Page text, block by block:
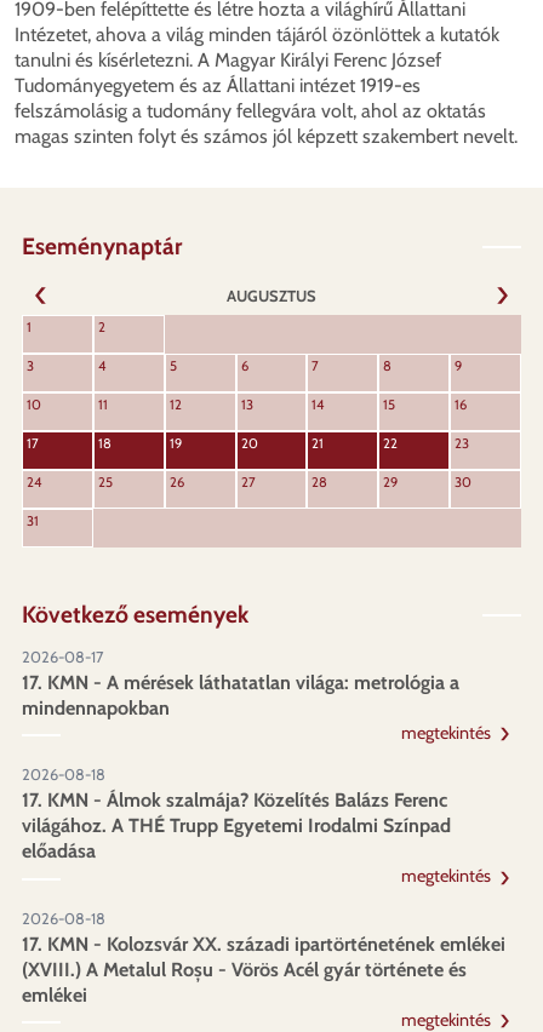
1909-ben felépíttette és létre hozta a világhírű Állattani
Intézetet, ahova a világ minden tájáról özönlöttek a kutatók
tanulni és kísérletezni. A Magyar Királyi Ferenc József
Tudományegyetem és az Állattani intézet 1919-es
felszámolásig a tudomány fellegvára volt, ahol az oktatás
magas szinten folyt és számos jól képzett szakembert nevelt.
Eseménynaptár
ELŐZŐ
AUGUSZTUS
1 2
3 4 5 6 7 8 9
10 11 12 13 14 15 16
17 18 19 20 21 22 23
24 25 26 27 28 29 30
31
Következő események
2026-08-17
17. KMN - A mérések láthatatlan világa: metrológia a
mindennapokban
megtekintés
2026-08-18
17. KMN - Álmok szalmája? Közelítés Balázs Ferenc
világához. A THÉ Trupp Egyetemi Irodalmi Színpad
előadása
megtekintés
2026-08-18
17. KMN - Kolozsvár XX. századi ipartörténetének emlékei
(XVIII.) A Metalul Roșu - Vörös Acél gyár története és
emlékei
megtekintés